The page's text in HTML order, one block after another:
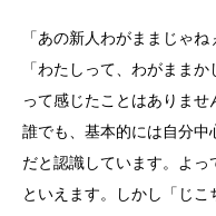
「あの新人わがままじゃね
「わたしって、わがままか
って感じたことはありませ
誰でも、基本的には自分中
だと認識しています。よっ
といえます。しかし「じ